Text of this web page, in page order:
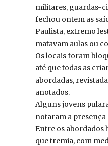
militares, guardas-
fechou ontem as
Paulista, extremo
matavam aulas ou
Os locais foram
até que todas as
abordadas,
anotados.
Alguns jovens
notaram a presença
Entre os abordados
que tremia, com